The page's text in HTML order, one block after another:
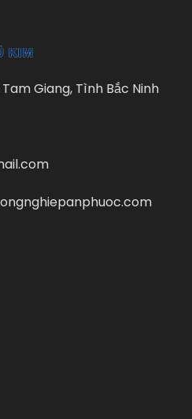
Giang, Tình Bắc Ninh